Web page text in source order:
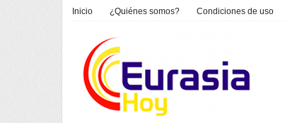
Inicio ¿Quiénes somos? Condiciones de uso